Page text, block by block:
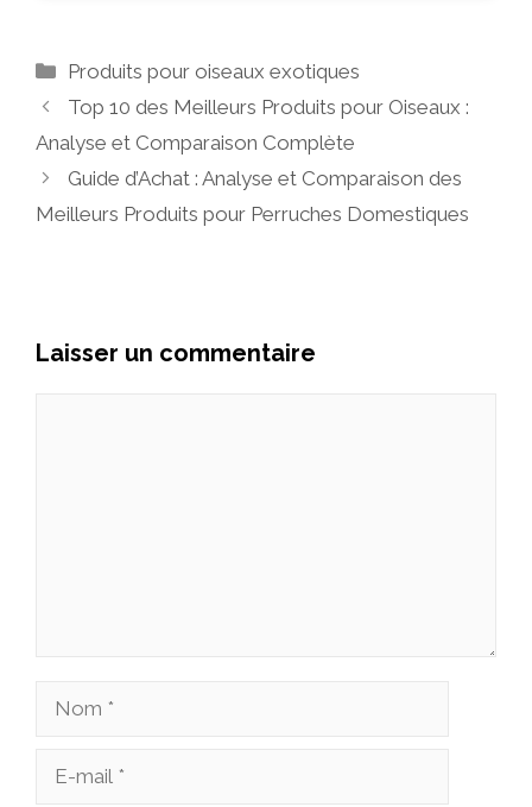
Catégories
Produits pour oiseaux exotiques
Top 10 des Meilleurs Produits pour Oiseaux :
Analyse et Comparaison Complète
Guide d’Achat : Analyse et Comparaison des
Meilleurs Produits pour Perruches Domestiques
Laisser un commentaire
Nom